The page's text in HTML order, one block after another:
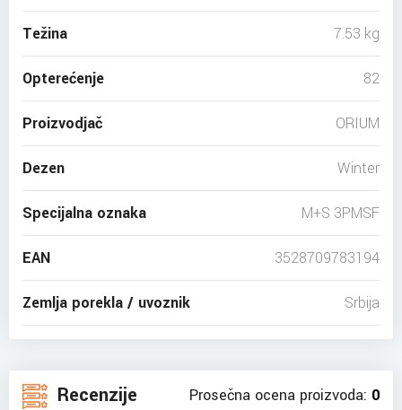
Težina 7.53 kg
Opterećenje 82
Proizvodjač ORIUM
Dezen Winter
Specijalna oznaka M+S 3PMSF
EAN 3528709783194
Zemlja porekla / uvoznik Srbija
Recenzije Prosečna ocena proizvoda: 0